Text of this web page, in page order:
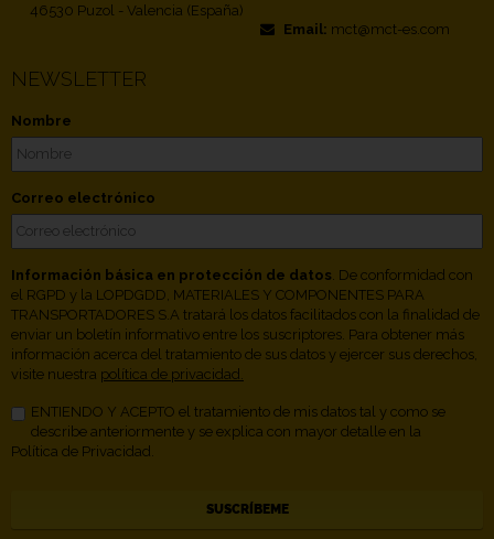
46530 Puzol - Valencia (España)
Email: mct@mct-es.com
NEWSLETTER
Nombre
Correo electrónico
Información básica en protección de datos . De conformidad con
el RGPD y la LOPDGDD, MATERIALES Y COMPONENTES PARA
TRANSPORTADORES S.A tratará los datos facilitados con la finalidad de
enviar un boletín informativo entre los suscriptores. Para obtener más
información acerca del tratamiento de sus datos y ejercer sus derechos,
visite nuestra política de privacidad.
ENTIENDO Y ACEPTO el tratamiento de mis datos tal y como se
describe anteriormente y se explica con mayor detalle en la
Política de Privacidad.